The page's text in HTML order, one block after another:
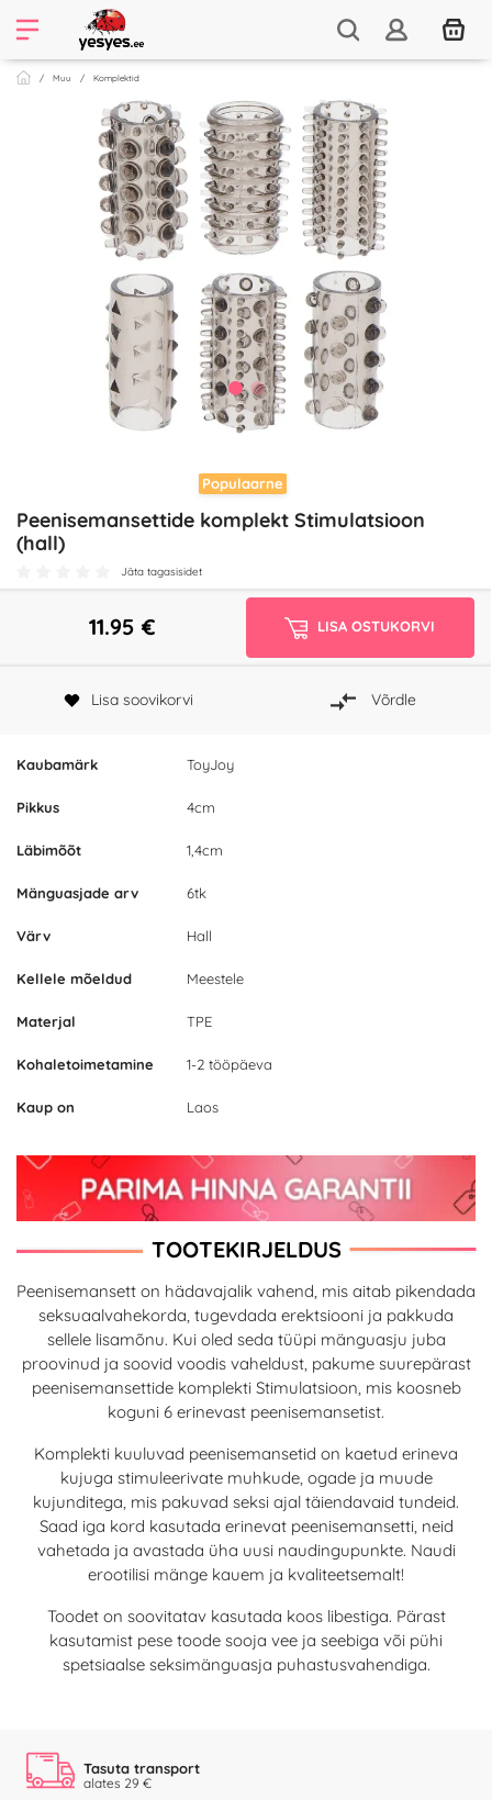
Muu Komplektid
Populaarne
Peenisemansettide komplekt Stimulatsioon
(hall)
Jäta tagasisidet
Kaubamärk ToyJoy
Pikkus 4cm
Läbimõõt 1,4cm
Mänguasjade arv 6tk
Värv Hall
Kellele mõeldud Meestele
Materjal TPE
Kohaletoimetamine 1-2 tööpäeva
Kaup on Laos
11.95 € LISA OSTUKORVI
Lisa soovikorvi Võrdle
TOOTEKIRJELDUS
Peenisemansett on hädavajalik vahend, mis aitab pikendada
seksuaalvahekorda, tugevdada erektsiooni ja pakkuda
sellele lisamõnu. Kui oled seda tüüpi mänguasju juba
proovinud ja soovid voodis vaheldust, pakume suurepärast
peenisemansettide komplekti Stimulatsioon, mis koosneb
koguni 6 erinevast peenisemansetist.
Komplekti kuuluvad peenisemansetid on kaetud erineva
kujuga stimuleerivate muhkude, ogade ja muude
kujunditega, mis pakuvad seksi ajal täiendavaid tundeid.
Saad iga kord kasutada erinevat peenisemansetti, neid
vahetada ja avastada üha uusi naudingupunkte. Naudi
erootilisi mänge kauem ja kvaliteetsemalt!
Toodet on soovitatav kasutada koos libestiga. Pärast
kasutamist pese toode sooja vee ja seebiga või pühi
spetsiaalse seksimänguasja puhastusvahendiga.
Tasuta transport
alates 29 €